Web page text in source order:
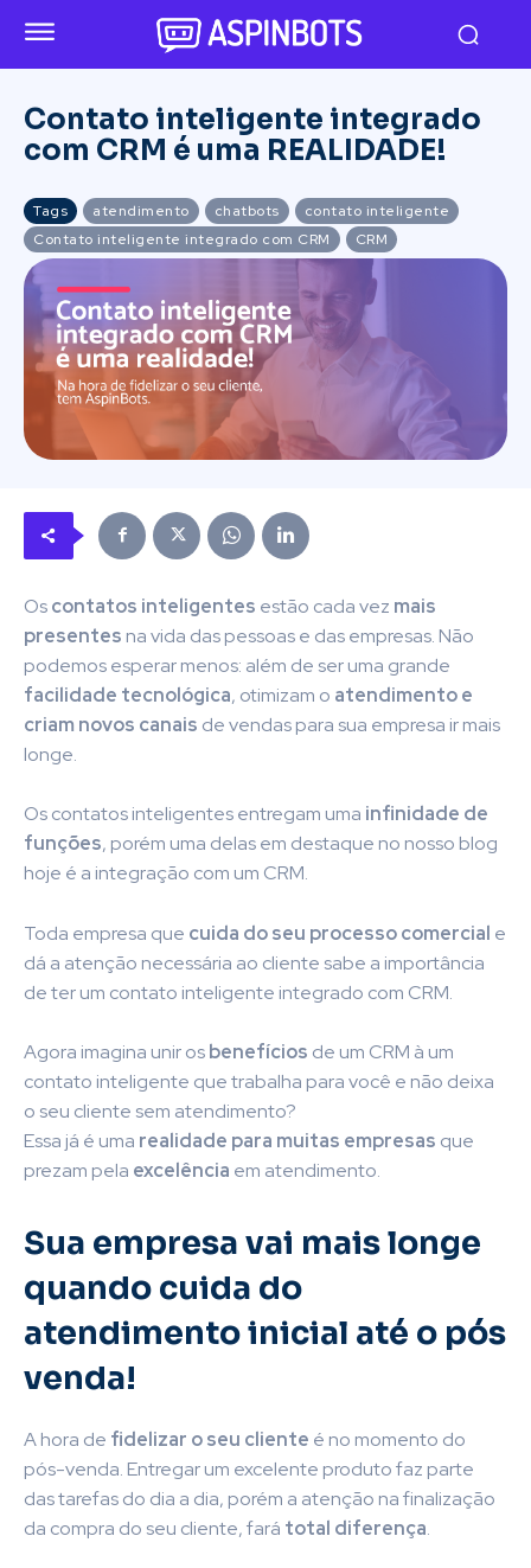
Contato inteligente integrado
com CRM é uma REALIDADE!
Tags atendimento chatbots
contato inteligente
Contato inteligente integrado com CRM
CRM
Oscontatos inteligentes estão cada vez mais
presentes na vida das pessoas e das empresas. Não
podemos esperar menos: além de ser uma grande
facilidade tecnológica, otimizam o atendimento e
criam novos canais de vendas para sua empresa ir mais
longe.
Os contatos inteligentes entregam uma infinidade de
funções, porém uma delas em destaque no nosso blog
hoje é a integração com um CRM.
Toda empresa que cuida do seu processo comercial e
dá a atenção necessária ao cliente sabe a importância
de ter um contato inteligente integrado com CRM.
Agora imagina unir osbenefícios de um CRM à um
contato inteligente que trabalha para você e não deixa
o seu cliente sem atendimento?
Essa já é uma realidade para muitas empresas que
prezam pela excelência em atendimento.
Sua empresa vai mais longe
quando cuida do
atendimento inicial até o pós
venda!
A hora de fidelizar o seu cliente é no momento do
pós-venda. Entregar um excelente produto faz parte
das tarefas do dia a dia, porém a atenção na finalização
da compra do seu cliente, fará total diferença.